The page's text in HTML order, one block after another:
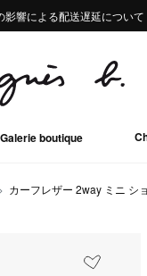
の影響による配送遅延について
Sale 2buy10%OFF!!
影響による配送遅延について
の影響による配送遅延について
Sale 2buy10%OFF!!
Galerie boutique
カーフレザー 2way ミニ シ